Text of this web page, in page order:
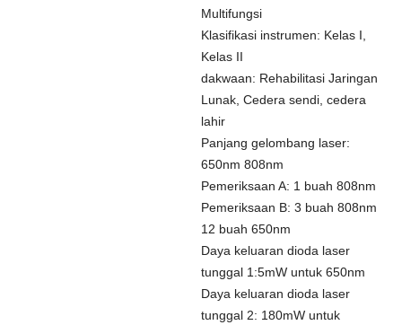
Multifungsi
Klasifikasi instrumen: Kelas I,
Kelas II
dakwaan: Rehabilitasi Jaringan
Lunak, Cedera sendi, cedera
lahir
Panjang gelombang laser:
650nm 808nm
Pemeriksaan A: 1 buah 808nm
Pemeriksaan B: 3 buah 808nm
12 buah 650nm
Daya keluaran dioda laser
tunggal 1:5mW untuk 650nm
Daya keluaran dioda laser
tunggal 2: 180mW untuk